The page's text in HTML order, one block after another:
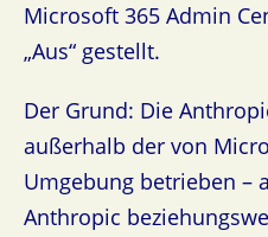
Microsoft 365 Admin
„Aus“ gestellt.
Der Grund: Die
außerhalb der von
Umgebung betrieben –
Anthropic